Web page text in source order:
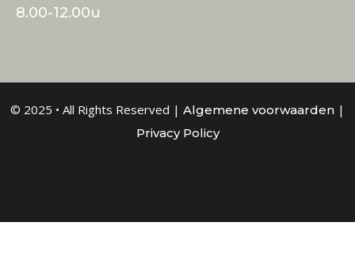
8.00-12.00u
© 2025 • All Rights Reserved | Algemene voorwaarden |
Privacy Policy